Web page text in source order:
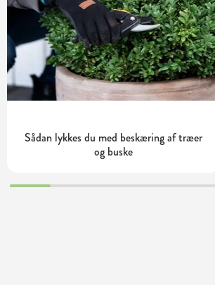
Sådan lykkes du med beskæring af træer
og buske